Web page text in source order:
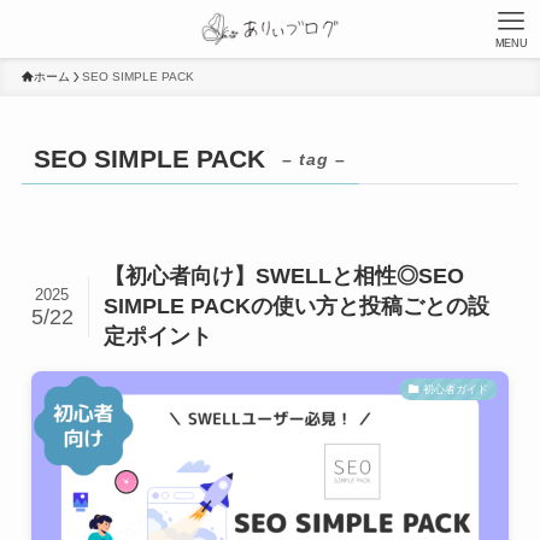
MENU
ホーム SEO SIMPLE PACK
SEO SIMPLE PACK – tag –
【初心者向け】SWELLと相性◎SEO
SIMPLE PACKの使い方と投稿ごとの設
定ポイント
2025
5/22
初心者ガイド